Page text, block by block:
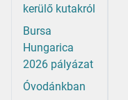
kerülő kutakról
Bursa
Hungarica
2026 pályázat
Óvodánkban